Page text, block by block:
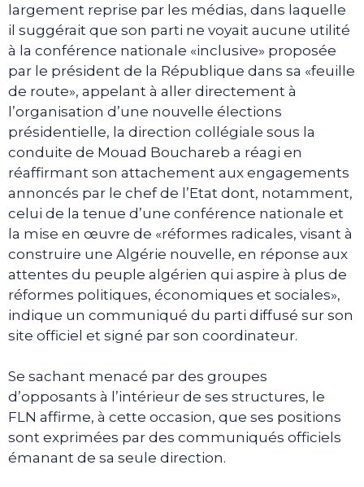
largement reprise par les médias, dans laquelle
il suggérait que son parti ne voyait aucune utilité
à la conférence nationale «inclusive» proposée
par le président de la République dans sa «feuille
de route», appelant à aller directement à
l’organisation d’une nouvelle élections
présidentielle, la direction collégiale sous la
conduite de Mouad Bouchareb a réagi en
réaffirmant son attachement aux engagements
annoncés par le chef de l’Etat dont, notamment,
celui de la tenue d’une conférence nationale et
la mise en œuvre de «réformes radicales, visant à
construire une Algérie nouvelle, en réponse aux
attentes du peuple algérien qui aspire à plus de
réformes politiques, économiques et sociales»,
indique un communiqué du parti diffusé sur son
site officiel et signé par son coordinateur.
Se sachant menacé par des groupes
d’opposants à l’intérieur de ses structures, le
FLN affirme, à cette occasion, que ses positions
sont exprimées par des communiqués officiels
émanant de sa seule direction.